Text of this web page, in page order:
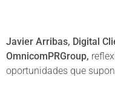
Javier Arribas, Digital
OmnicomPRGroup,
oportunidades que